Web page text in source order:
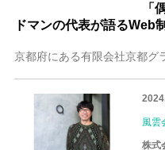
「
ドマンの代表が語るWeb
風雲
株式